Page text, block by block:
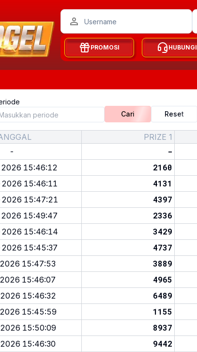
PROMOSI HUBUNGI
Cari
Reset
PRIZE 1
- -
15:46:12 2160
15:46:11 4131
15:47:21 4397
15:49:47 2336
15:46:14 3429
15:45:37 4737
15:47:53 3889
15:46:07 4965
15:46:32 6489
15:45:59 1155
15:50:09 8937
15:46:30 9442